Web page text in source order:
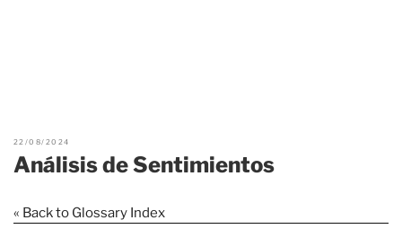
22/08/2024
Análisis de Sentimientos
« Back to Glossary Index